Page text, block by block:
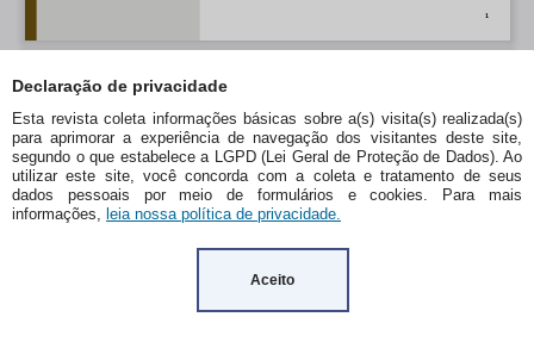
Declaração de privacidade
Esta revista coleta informações básicas sobre a(s) visita(s) realizada(s)
para aprimorar a experiência de navegação dos visitantes deste site,
segundo o que estabelece a LGPD (Lei Geral de Proteção de Dados). Ao
utilizar este site, você concorda com a coleta e tratamento de seus
dados pessoais por meio de formulários e cookies. Para mais
informações, leia nossa política de privacidade.
Aceito